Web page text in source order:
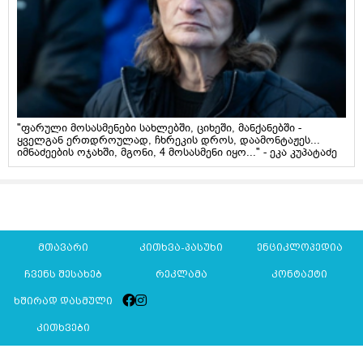
"ფარული მოსასმენები სახლებში, ციხეში, მანქანებში -
ყველგან ერთდროულად, ჩხრეკის დროს, დაამონტაჟეს...
იმნაძეების ოჯახში, მგონი, 4 მოსასმენი იყო..." - ეკა კუპატაძე
მთავარი კითხვა-პასუხი ენციკლოპედია
ჩვენს შესახებ რეკლამა კონტაქტი
ხშირად დასმული
კითხვები